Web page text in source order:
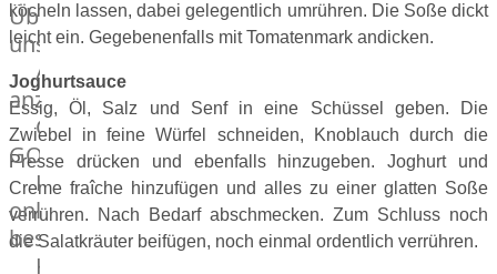
Über
uns
Alle
anzeigen
OTTO
GOURMET
Lebensmittel
online
bestellen
Karriere
köcheln lassen, dabei gelegentlich umrühren. Die Soße dickt
leicht ein. Gegebenenfalls mit Tomatenmark andicken.
Joghurtsauce
Essig, Öl, Salz und Senf in eine Schüssel geben. Die
Zwiebel in feine Würfel schneiden, Knoblauch durch die
Presse drücken und ebenfalls hinzugeben. Joghurt und
Creme fraîche hinzufügen und alles zu einer glatten Soße
verrühren. Nach Bedarf abschmecken. Zum Schluss noch
die Salatkräuter beifügen, noch einmal ordentlich verrühren.